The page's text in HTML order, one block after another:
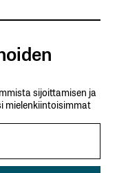
sijoittamisen ja
mielenkiintoisimmat